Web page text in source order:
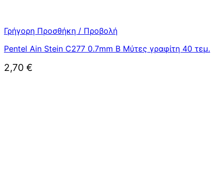
Γρήγορη Προσθήκη / Προβολή
Pentel Ain Stein C277 0.7mm B Μύτες γραφίτη 40 τεμ.
2,70 €